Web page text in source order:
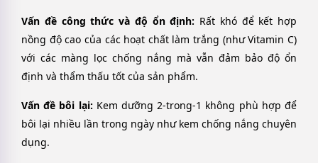
Vấn đề công thức và độ ổn định: Rất khó để kết hợp
nồng độ cao của các hoạt chất làm trắng (như Vitamin C)
với các màng lọc chống nắng mà vẫn đảm bảo độ ổn
định và thẩm thấu tốt của sản phẩm.
Vấn đề bôi lại: Kem dưỡng 2-trong-1 không phù hợp để
bôi lại nhiều lần trong ngày như kem chống nắng chuyên
dụng.